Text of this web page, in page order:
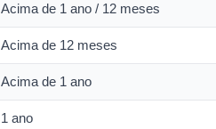
Acima de 1 ano / 12 meses
Acima de 12 meses
Acima de 1 ano
1 ano